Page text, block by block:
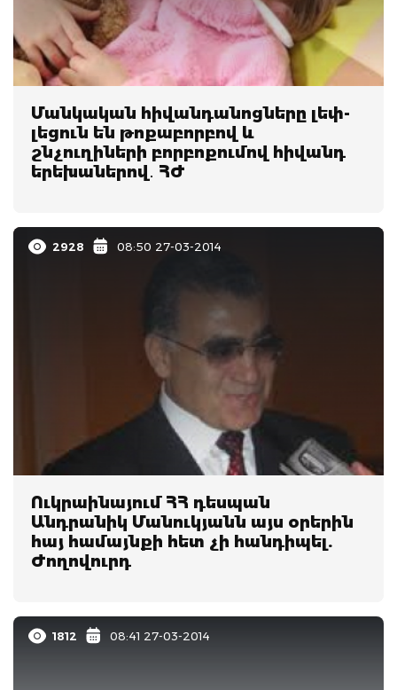
Մանկական հիվանդանոցները լեփ-
լեցուն են թոքաբորբով և
շնչուղիների բորբոքումով հիվանդ
երեխաներով․ ՀԺ
2928 08:50 27-03-2014
Ուկրաինայում ՀՀ դեսպան
Անդրանիկ Մանուկյանն այս օրերին
հայ համայնքի հետ չի հանդիպել.
Ժողովուրդ
1812 08:41 27-03-2014